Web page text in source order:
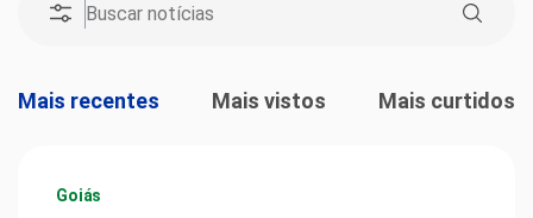
Mais recentes Mais vistos Mais curtidos
Goiás